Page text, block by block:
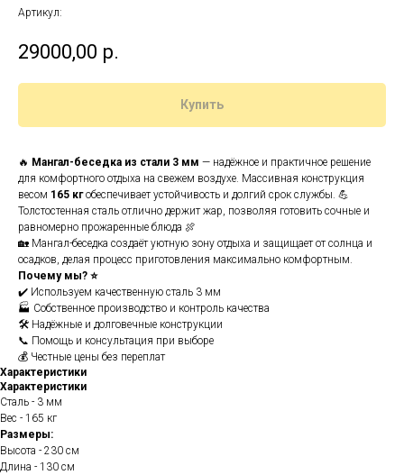
Артикул:
29000,00 р.
Купить
🔥 Мангал-беседка из стали 3 мм — надёжное и практичное решение
для комфортного отдыха на свежем воздухе. Массивная конструкция
весом 165 кгобеспечивает устойчивость и долгий срок службы. 💪
Толстостенная сталь отлично держит жар, позволяя готовить сочные и
равномерно прожаренные блюда 🍖
🏡 Мангал-беседка создаёт уютную зону отдыха и защищает от солнца и
осадков, делая процесс приготовления максимально комфортным.
Почему мы? ⭐
✔️ Используем качественную сталь 3 мм
🏭 Собственное производство и контроль качества
🛠️ Надёжные и долговечные конструкции
📞 Помощь и консультация при выборе
💰 Честные цены без переплат
Характеристики
Характеристики
Сталь - 3 мм
Вес - 165 кг
Размеры:
Высота - 230 см
Длина - 130 см